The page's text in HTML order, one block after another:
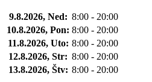
9.8.2026, Ned: 8:00 - 20:00
10.8.2026, Pon: 8:00 - 20:00
11.8.2026, Uto: 8:00 - 20:00
12.8.2026, Str: 8:00 - 20:00
13.8.2026, Štv: 8:00 - 20:00